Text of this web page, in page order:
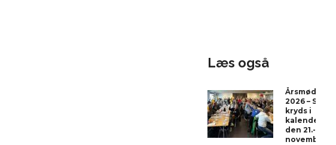
Læs også
Årsmøde
2026 – Sæt
kryds i
kalenderen
den 21.-22.
november!